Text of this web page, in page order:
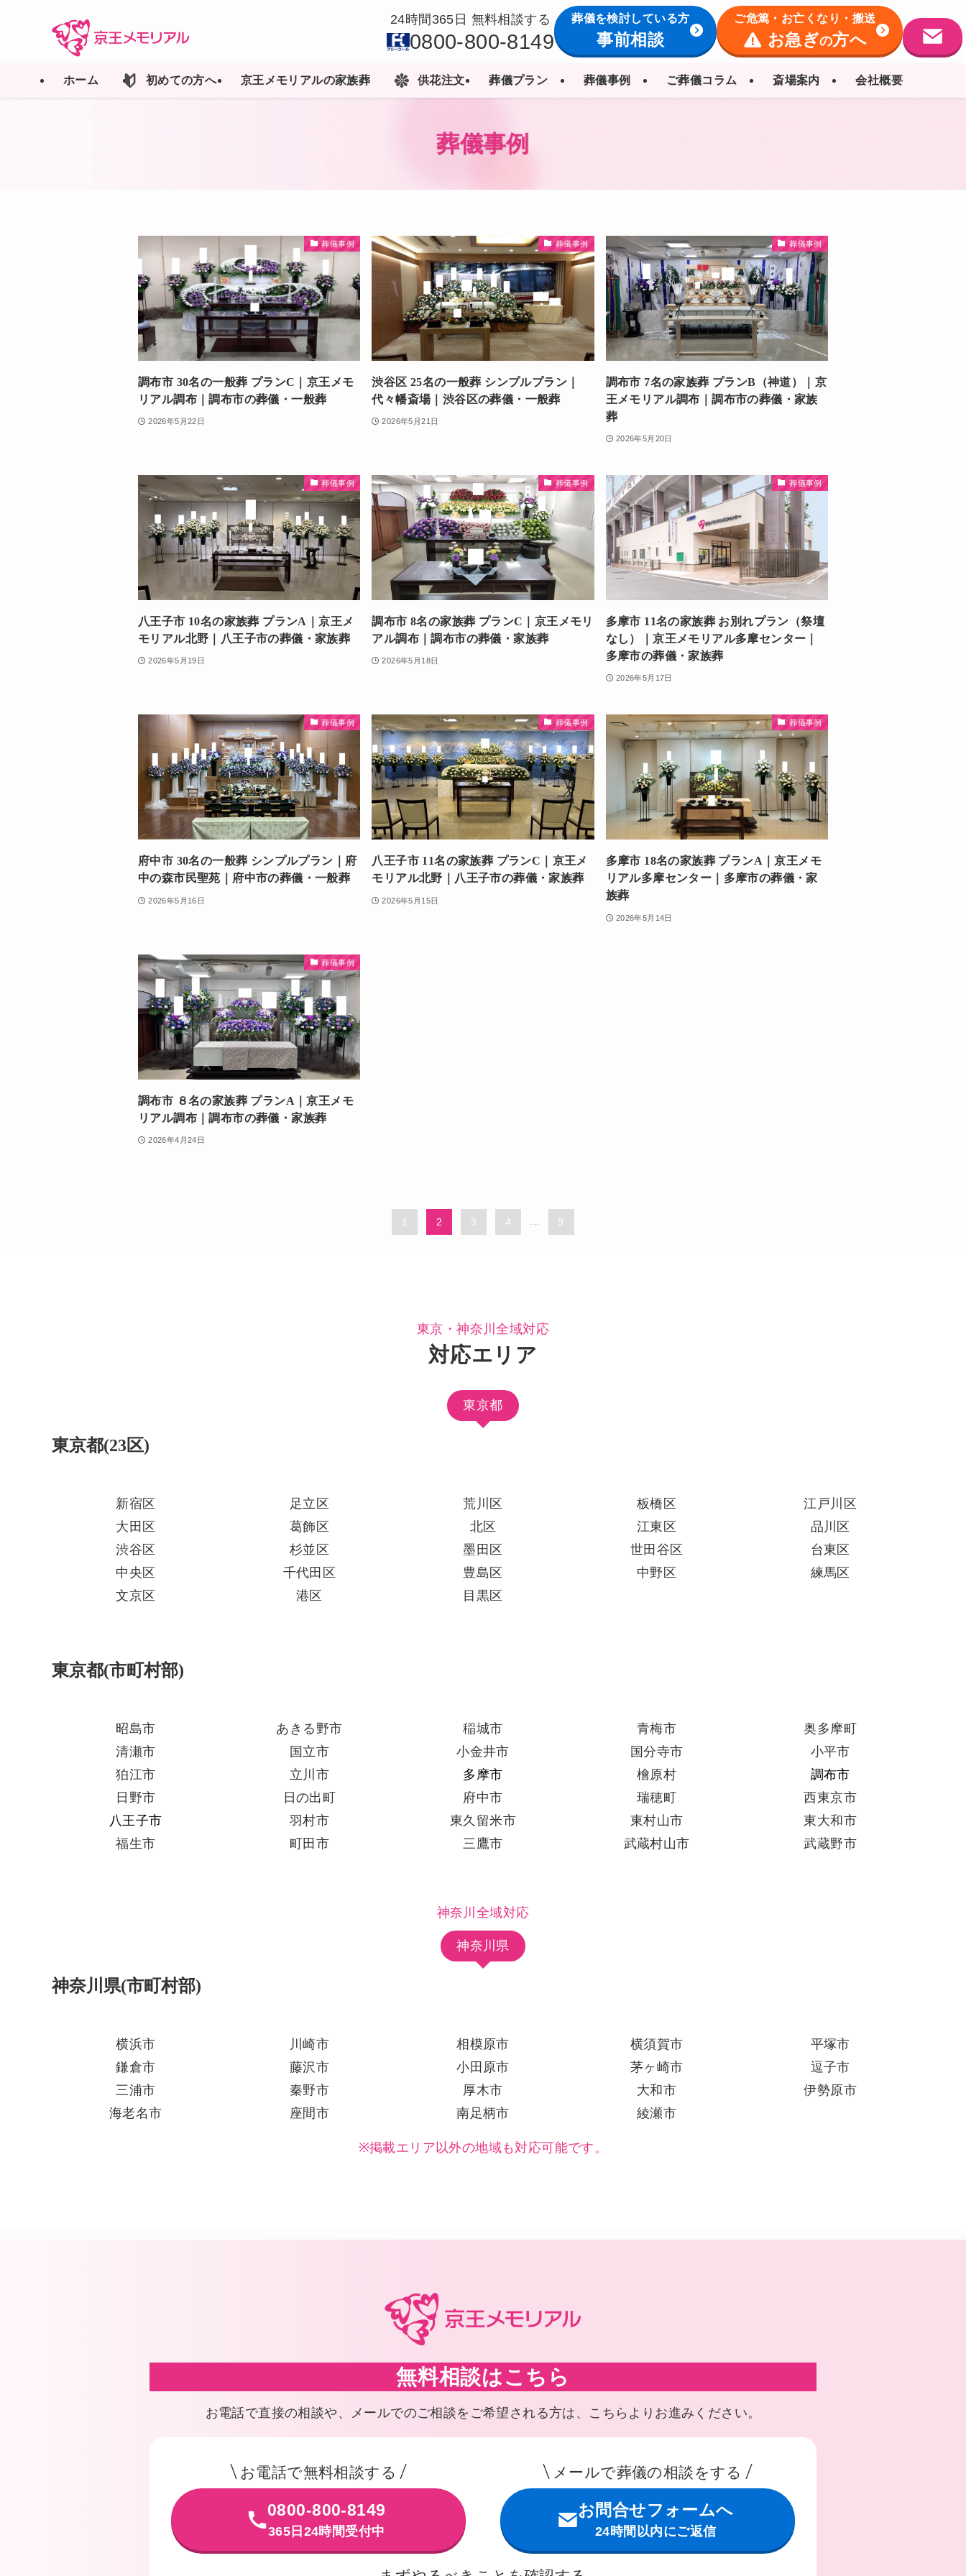
ホーム 初めての方へ 京王メモリアルの家族葬 供花注文 葬儀プラン 葬儀事例 ご葬儀コラム 斎場案内 会社概要
24時間365日 無料相談する
0800-800-8149
葬儀を検討している方
事前相談
ご危篤・お亡くなり・搬送
お急ぎの方へ
葬儀事例
葬儀事例
調布市 30名の一般葬 プランC｜京王メモ
リアル調布｜調布市の葬儀・一般葬
2026年5月22日
葬儀事例
渋谷区 25名の一般葬 シンプルプラン｜
代々幡斎場｜渋谷区の葬儀・一般葬
2026年5月21日
葬儀事例
調布市 7名の家族葬 プランB（神道）｜京
王メモリアル調布｜調布市の葬儀・家族
葬
2026年5月20日
葬儀事例
八王子市 10名の家族葬 プランA｜京王メ
モリアル北野｜八王子市の葬儀・家族葬
2026年5月19日
葬儀事例
調布市 8名の家族葬 プランC｜京王メモリ
アル調布｜調布市の葬儀・家族葬
2026年5月18日
葬儀事例
多摩市 11名の家族葬 お別れプラン（祭壇
なし）｜京王メモリアル多摩センター｜
多摩市の葬儀・家族葬
2026年5月17日
葬儀事例
府中市 30名の一般葬 シンプルプラン｜府
中の森市民聖苑｜府中市の葬儀・一般葬
2026年5月16日
葬儀事例
八王子市 11名の家族葬 プランC｜京王メ
モリアル北野｜八王子市の葬儀・家族葬
2026年5月15日
葬儀事例
多摩市 18名の家族葬 プランA｜京王メモ
リアル多摩センター｜多摩市の葬儀・家
族葬
2026年5月14日
葬儀事例
調布市 ８名の家族葬 プランA｜京王メモ
リアル調布｜調布市の葬儀・家族葬
2026年4月24日
1 2 3 4 9
東京・神奈川全域対応
対応エリア
東京都
東京都(23区)
新宿区 足立区 荒川区 板橋区
江戸川区
大田区
葛飾区 北区 江東区
品川区
渋谷区
杉並区 墨田区 世田谷区
台東区
中央区
千代田区 豊島区 中野区
練馬区
文京区
港区 目黒区
東京都(市町村部)
昭島市 あきる野市 稲城市 青梅市
奥多摩町
清瀬市
国立市 小金井市 国分寺市
小平市
狛江市
立川市 多摩市 檜原村
調布市
日野市
日の出町 府中市 瑞穂町
西東京市
八王子市
羽村市 東久留米市 東村山市
東大和市
福生市
町田市 三鷹市 武蔵村山市 武蔵野市
神奈川全域対応
神奈川県
神奈川県(市町村部)
横浜市 川崎市 相模原市 横須賀市
平塚市
鎌倉市
藤沢市 小田原市 茅ヶ崎市
逗子市
三浦市
秦野市 厚木市 大和市
伊勢原市
海老名市
座間市 南足柄市 綾瀬市
※掲載エリア以外の地域も対応可能です。
無料相談はこちら
お電話で直接の相談や、メールでのご相談を ご希望される方は、こちらよりお進みください。
お電話で無料相談する
0800-800-8149
365日24時間受付中
メールで葬儀の相談をする
お問合せフォームへ
24時間以内にご返信